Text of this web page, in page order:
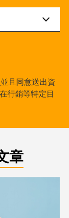
並且同意送出資
行銷等特定目
章